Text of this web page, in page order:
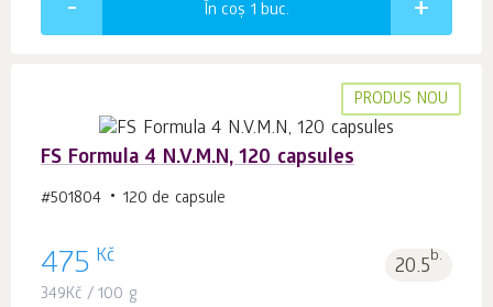
În coș 1 buc.
PRODUS NOU
FS Formula 4 N.V.M.N, 120 capsules
#501804 120 de capsule
475 Kč 20.5b.
349Kč / 100 g